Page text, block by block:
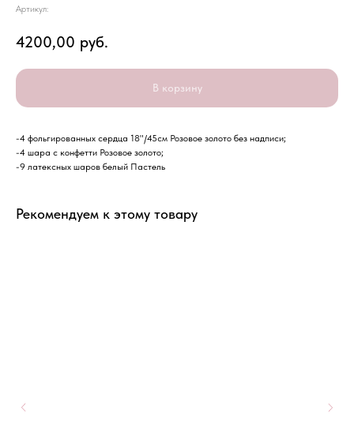
Артикул:
4200,00 руб.
В корзину
-4 фольгированных сердца 18"/45см Розовое золото без надписи;
-4 шара с конфетти Розовое золото;
-9 латексных шаров белый Пастель
Рекомендуем к этому товару